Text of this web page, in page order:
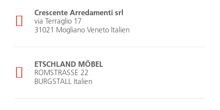
Crescente Arredamenti srl
via Terraglio 17
31021 Mogliano Veneto Italien
ETSCHLAND MÖBEL
ROMSTRASSE 22
BURGSTALL Italien